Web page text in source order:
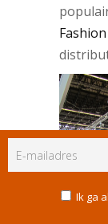
Ik ga